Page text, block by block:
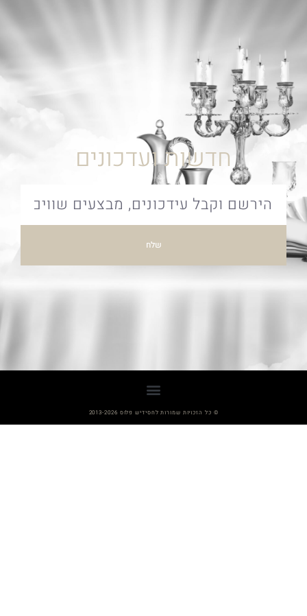
חדשות ועדכונים
שלח
© כל הזכויות שמורות לחסידיש פלוס 2013-2026